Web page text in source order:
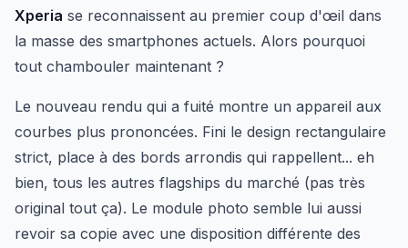
Xperia se reconnaissent au premier coup d'œil dans
la masse des smartphones actuels. Alors pourquoi
tout chambouler maintenant ?
Le nouveau rendu qui a fuité montre un appareil aux
courbes plus prononcées. Fini le design rectangulaire
strict, place à des bords arrondis qui rappellent... eh
bien, tous les autres flagships du marché (pas très
original tout ça). Le module photo semble lui aussi
revoir sa copie avec une disposition différente des